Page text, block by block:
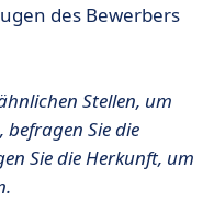
des Bewerbers
Stellen, um
Sie die
Sie die Herkunft, um